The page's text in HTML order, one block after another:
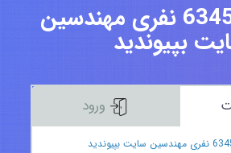
به جامعه 6345 نفری مهندسین
بپیوندید